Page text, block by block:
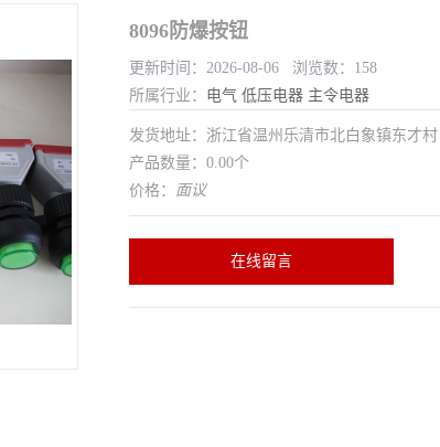
8096防爆按钮
更新时间：2026-08-06 浏览数：158
所属行业： 电气 低压电器 主令电器
发货地址：浙江省温州乐清市北白象镇东才村
产品数量：0.00个
价格： 面议
在线留言